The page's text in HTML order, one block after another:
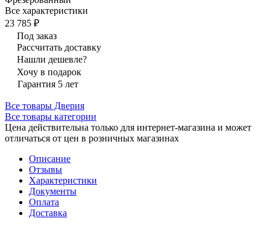
Все характеристики
23 785 ₽
Под заказ
Рассчитать доставку
Нашли дешевле?
Хочу в подарок
Гарантия 5 лет
Все товары Дверия
Все товары категории
Цена действительна только для интернет-магазина и может
отличаться от цен в розничных магазинах
Описание
Отзывы
Характеристики
Документы
Оплата
Доставка